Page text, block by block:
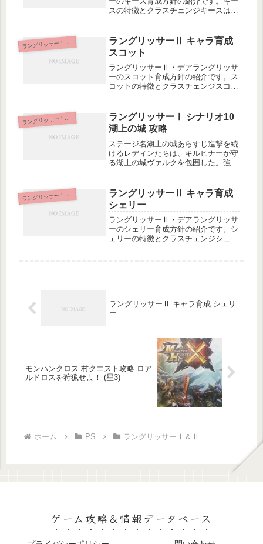
スの特徴とクラスチェンジキースは共
まま最後のステージまで仲間として参
戦します。帝国・闇の軍勢・独立軍ル
ー...
ラ
ングリッサーⅠ＆Ⅱ
ラングリッサーⅡ キャラ育成
スコット
ラングリッサーⅡ・デアラングリッサ
ーのスコット育成方針の紹介です。ス
コットの特徴とクラスチェンジスコッ
け、光の軍勢ルートでのみ中盤で仲間
になります。初期クラスはナイトで、
隠し...
ラ
ングリッサーⅠ＆Ⅱ
ラングリッサーⅠ シナリオ10
湖上の城 攻略
ステージ名湖上の城あらすじ進撃を続
けるレディンたちは、キルヒナーが守
る湖上の城ヴァルクを包囲した。強固
リッサーⅠ PS版より引用)勝利条件・
キルヒナーの撃破敗北条件・レディ...
ラ
ングリッサーⅠ＆Ⅱ
ラングリッサーⅡ キャラ育成
シェリー
ラングリッサーⅡ・デアラングリッサ
ーのシェリー育成方針の紹介です。シ
ェリーの特徴とクラスチェンジシェリ
ラングリッサーⅡ キャラ育成 シェリ
ー
モンハンクロス 村クエスト攻略 ロア
ルドロスを狩猟せよ！ (星3)
ホーム PS ラングリッサーⅠ＆Ⅱ
ゲーム攻略＆情報データベース